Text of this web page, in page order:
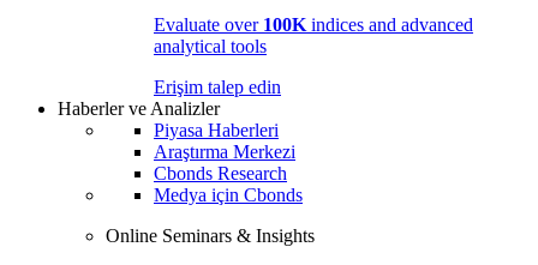
Evaluate over 100K indices and advanced
analytical tools
Erişim talep edin
Haberler ve Analizler
Piyasa Haberleri
Araştırma Merkezi
Cbonds Research
Medya için Cbonds
Online Seminars & Insights